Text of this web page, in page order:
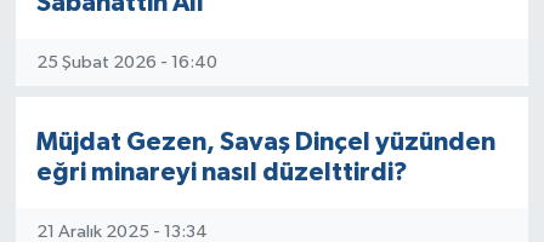
25 Şubat 2026 - 16:40
Müjdat Gezen, Savaş Dinçel yüzünden
eğri minareyi nasıl düzelttirdi?
21 Aralık 2025 - 13:34